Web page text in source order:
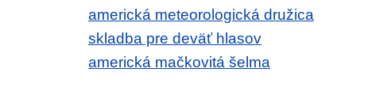
americká meteorologická družica
skladba pre deväť hlasov
americká mačkovitá šelma